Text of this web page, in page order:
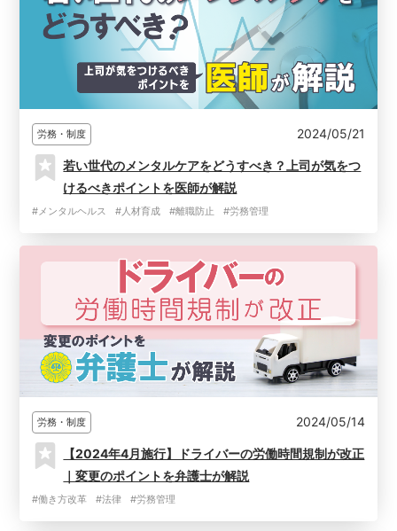
労務・制度 2024/05/21
若い世代のメンタルケアをどうすべき？上司が気をつ
けるべきポイントを医師が解説
#メンタルヘルス #人材育成 #離職防止 #労務管理
労務・制度 2024/05/14
【2024年4月施行】ドライバーの労働時間規制が改正
｜変更のポイントを弁護士が解説
#働き方改革 #法律 #労務管理